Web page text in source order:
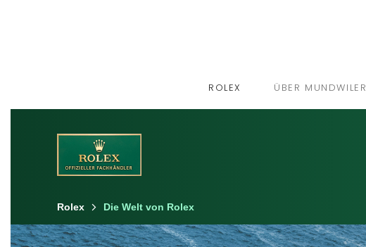
ROLEX ÜBER MUNDWILER
Erfahren Sie mehr über Rolex
Rolex Die Welt von Rolex